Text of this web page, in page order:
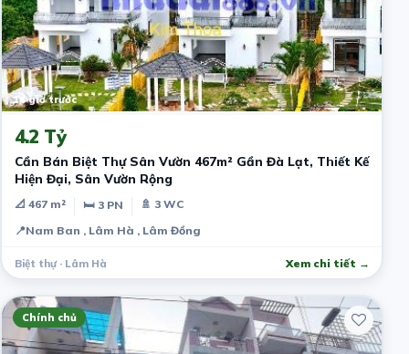
14 giờ trước
4.2 Tỷ
Cần Bán Biệt Thự Sân Vườn 467m² Gần Đà Lạt, Thiết Kế
Hiện Đại, Sân Vườn Rộng
📐 467 m² 🛏 3 PN
🚿 3 WC
📍Nam Ban , Lâm Hà , Lâm Đồng
Biệt thự · Lâm Hà Xem chi tiết →
Chính chủ